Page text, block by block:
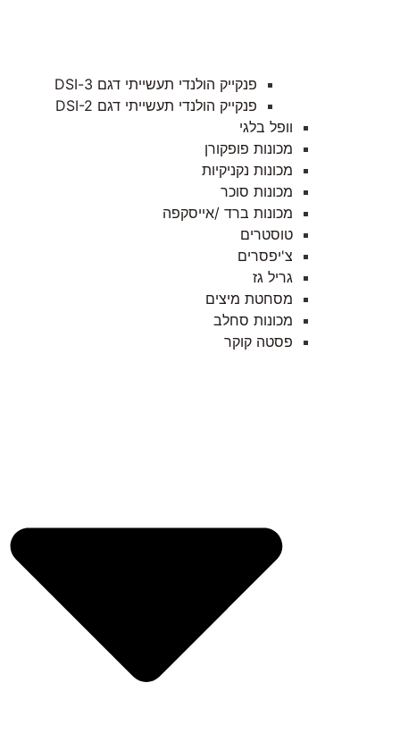
פנקייק הולנדי תעשייתי דגם 3-DSI
פנקייק הולנדי תעשייתי דגם DSI-2
וופל בלגי
מכונות פופקורן
מכונות נקניקיות
מכונות סוכר
מכונות ברד /אייסקפה
טוסטרים
צ'יפסרים
גריל גז
מסחטת מיצים
מכונות סחלב
פסטה קוקר